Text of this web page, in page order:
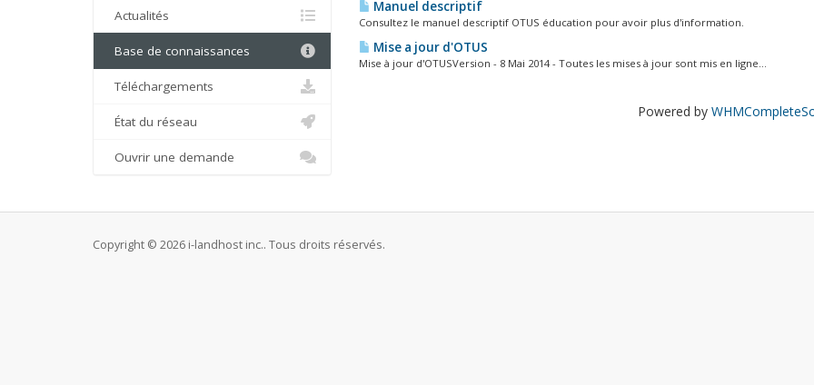
Manuel descriptif
Consultez le manuel descriptif OTUS éducation pour avoir plus d'information.
Mise a jour d'OTUS
Mise à jour d'OTUSVersion - 8 Mai 2014 - Toutes les mises à jour sont mis en ligne...
Powered by
Actualités
Base de connaissances
Téléchargements
État du réseau
Ouvrir une demande
Copyright © 2026 i-landhost inc.. Tous droits réservés.